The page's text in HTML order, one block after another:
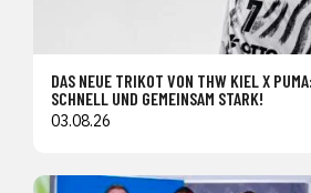
DAS NEUE TRIKOT VON THW KIEL X
SCHNELL UND GEMEINSAM STARK!
03.08.26